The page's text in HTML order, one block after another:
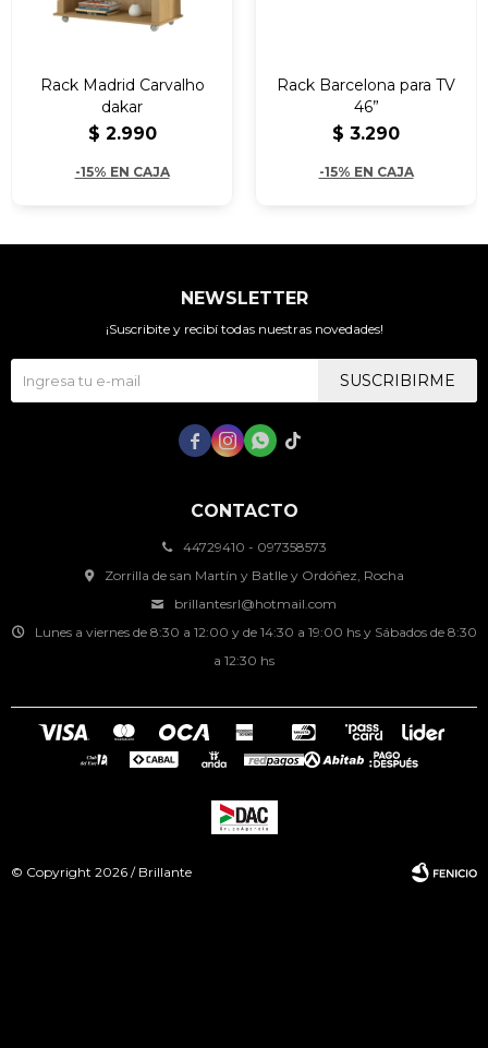
Rack Madrid Carvalho
dakar
$ 2.990
-15% EN CAJA
Rack Barcelona para TV
46”
$ 3.290
-15% EN CAJA
CONTACTO
44729410 - 097358573
Zorrilla de san Martín y Batlle y Ordóñez, Rocha
brillantesrl@hotmail.com
Lunes a viernes de 8:30 a 12:00 y de 14:30 a 19:00 hs y Sábados de 8:30
a 12:30 hs
NEWSLETTER
¡Suscribite y recibí todas nuestras novedades!
SUSCRIBIRME
   
© Copyright 2026 / Brillante